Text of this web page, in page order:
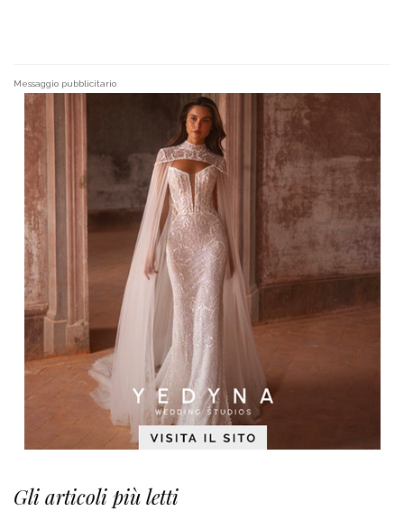
Messaggio pubblicitario
Gli articoli più letti